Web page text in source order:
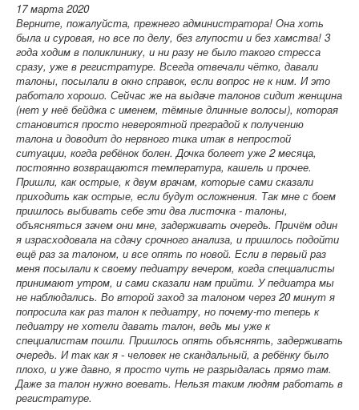
17 марта 2020
Верните, пожалуйста, прежнего администратора! Она хоть
была и суровая, но все по делу, без глупости и без хамства! 3
года ходим в поликлинику, и ни разу не было такого стресса
сразу, уже в регистратуре. Всегда отвечали чётко, давали
талоны, посылали в окно справок, если вопрос не к ним. И это
работало хорошо. Сейчас же на выдаче талонов сидит женщина
(нет у неё бейджа с именем, тёмные длинные волосы), которая
становится просто невероятной преградой к получению
талона и доводит до нервного тика итак в непростой
ситуации, когда ребёнок болен. Дочка болеет уже 2 месяца,
постоянно возвращаются температура, кашель и прочее.
Пришли, как острые, к двум врачам, которые сами сказали
приходить как острые, если будут осложнения. Так мне с боем
пришлось выбивать себе эти два листочка - талоны,
объясняться зачем они мне, задерживать очередь. Причём один
я израсходовала на сдачу срочного анализа, и пришлось подойти
ещё раз за талоном, и все опять по новой. Если в первый раз
меня посылали к своему педиатру вечером, когда специалисты
принимают утром, и сами сказали нам прийти. У педиатра мы
не наблюдались. Во второй заход за талоном через 20 минут я
попросила как раз талон к педиатру, но почему-то теперь к
педиатру не хотели давать талон, ведь мы уже к
специалистам пошли. Пришлось опять объяснять, задерживать
очередь. И так как я - человек не скандальный, а ребёнку было
плохо, и уже давно, я просто чуть не разрыдалась прямо там.
Даже за талон нужно воевать. Нельзя таким людям работать в
регистратуре.